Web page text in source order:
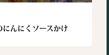
にんにくソースかけ